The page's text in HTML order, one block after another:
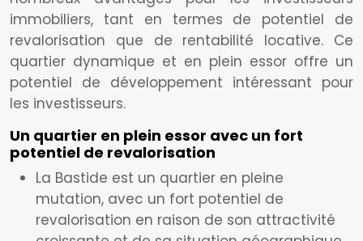
immobiliers, tant en termes de potentiel de
revalorisation que de rentabilité locative. Ce
quartier dynamique et en plein essor offre un
potentiel de développement intéressant pour
les investisseurs.
Un quartier en plein essor avec un fort
potentiel de revalorisation
La Bastide est un quartier en pleine
mutation, avec un fort potentiel de
revalorisation en raison de son attractivité